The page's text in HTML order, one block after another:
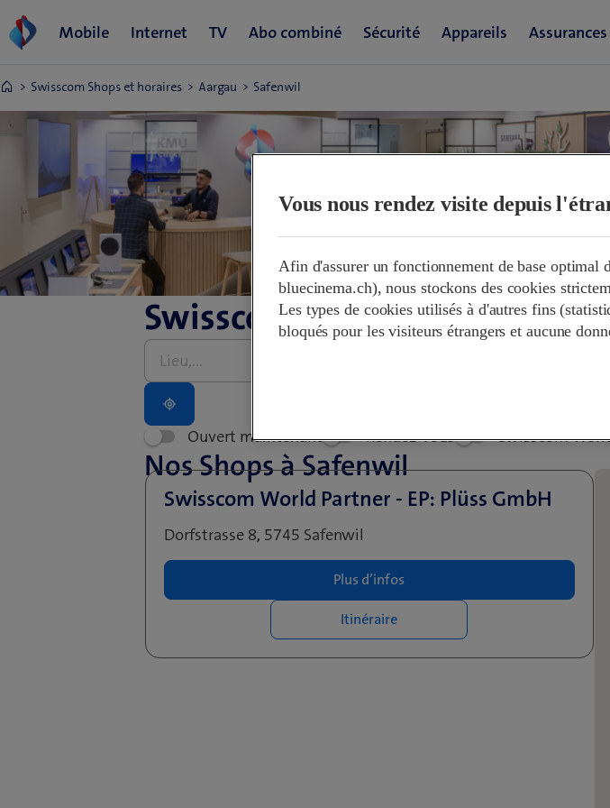
Swisscom Shops et horaires Aargau Safenwil
Swisscom Shops et horaires
Saisir
une
Ouvert maintenant Rendez-vous Swisscom
Nos Shops à Safenwil
Swisscom World Partner - EP: Plüss GmbH
Dorfstrasse 8, 5745 Safenwil
Plus d’infos
Itinéraire
Vous nous rendez visite depuis
Afin d'assurer un fonctionnement de base optimal
bluecinema.ch), nous stockons des cookies
Les types de cookies utilisés à d'autres fins
bloqués pour les visiteurs étrangers et aucune